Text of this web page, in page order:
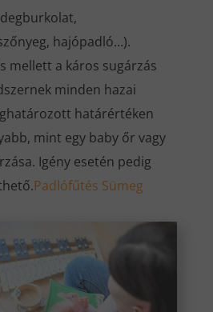
hajópadló…).
mellett a káros sugárzás
minden hazai
határértéken
mint egy baby őr vagy
Igény esetén pedig
Padlófűtés Sümeg